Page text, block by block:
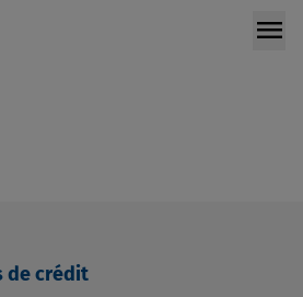
menu
de crédit